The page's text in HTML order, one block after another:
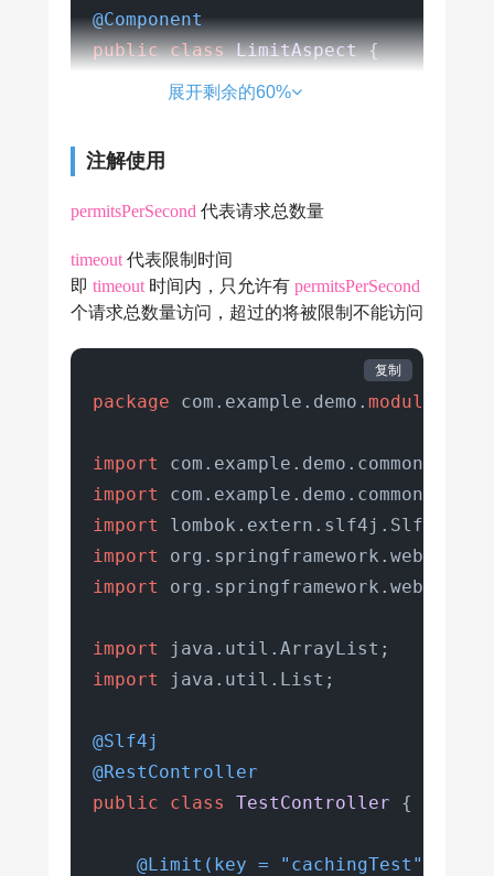
@Component
public class LimitAspect {
public Object around
Method
//拿limit的注解
Limit limit =
null) {
展开剩余的60%
注解使用
permitsPerSecond 代表请求总数量
timeout 代表限制时间
即 timeout 时间内，只允许有 permitsPerSecond
个请求总数量访问，超过的将被限制不能访问
package com.example.demo. module
import
import
import
import
import
import
import
java.util.List;
@Slf4j
@RestController
public
class TestController {
@Limit(key = "cachingTest",
复制